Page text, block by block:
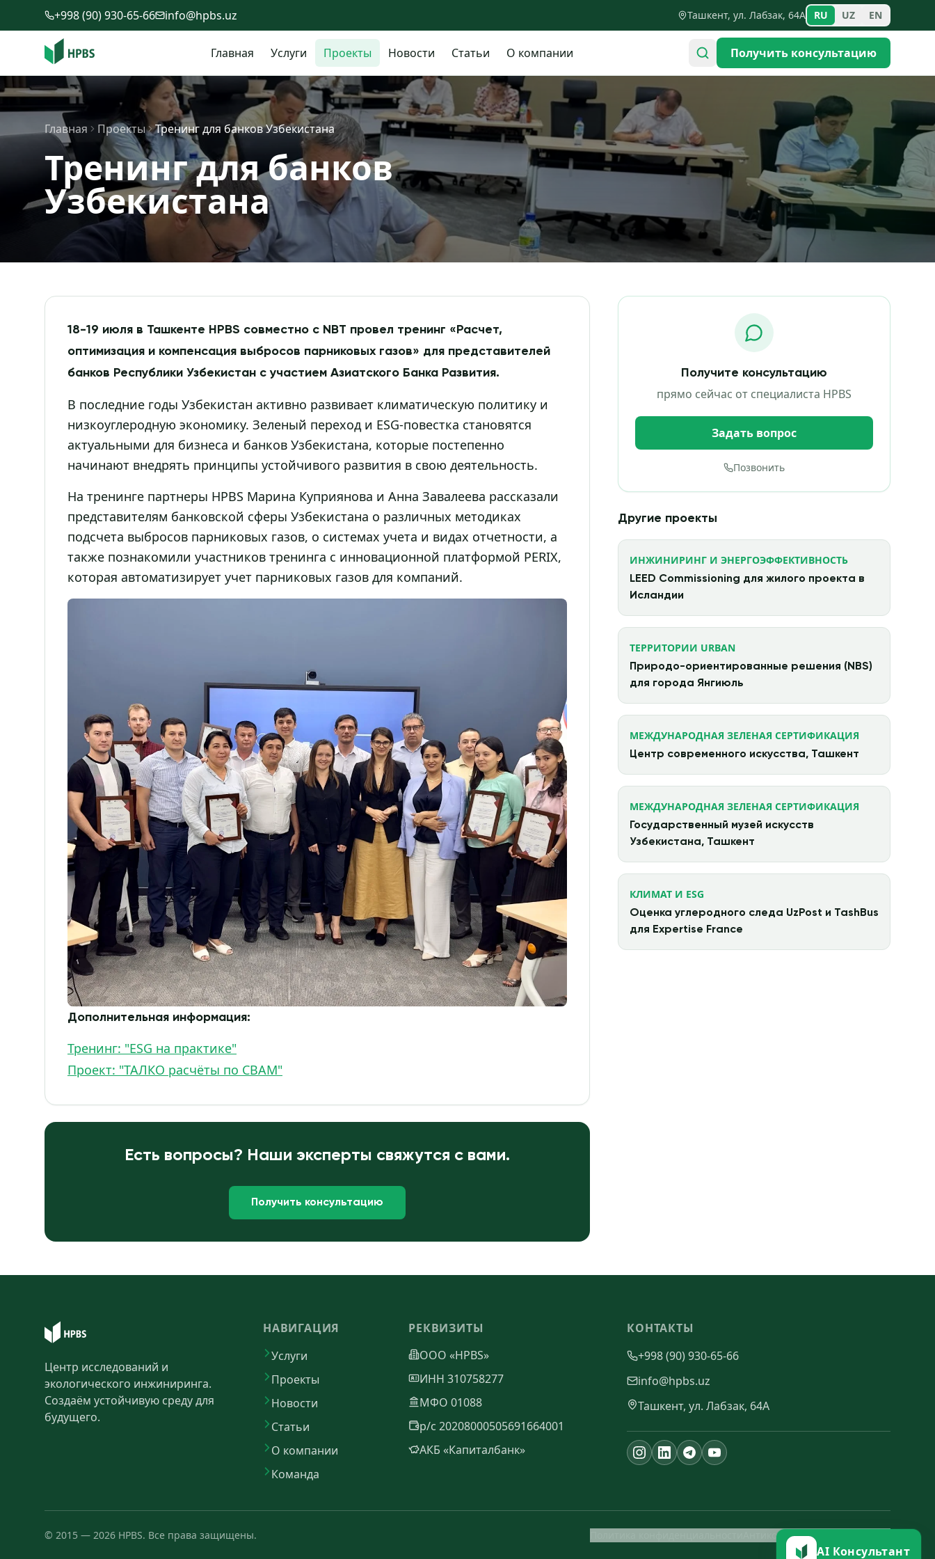
Перейти к содержимому
+998 (90) 930-65-66 info@hpbs.uz Ташкент, ул. Лабзак, 64А RU UZ EN
Главная Услуги Проекты Новости Статьи О компании Получить консультацию
Главная Проекты Тренинг для банков Узбекистана
Тренинг для банков
Узбекистана
18-19 июля в Ташкенте HPBS совместно с NBT провел тренинг «Расчет,
оптимизация и компенсация выбросов парниковых газов» для представителей
банков Республики Узбекистан с участием Азиатского Банка Развития.
В последние годы Узбекистан активно развивает климатическую политику и
низкоуглеродную экономику. Зеленый переход и ESG-повестка становятся
актуальными для бизнеса и банков Узбекистана, которые постепенно
начинают внедрять принципы устойчивого развития в свою деятельность.
На тренинге партнеры HPBS Марина Куприянова и Анна Завалеева рассказали
представителям банковской сферы Узбекистана о различных методиках
подсчета выбросов парниковых газов, о системах учета и видах отчетности, а
также познакомили участников тренинга с инновационной платформой PERIX,
которая автоматизирует учет парниковых газов для компаний.
Дополнительная информация:
Тренинг: "ESG на практике"
Проект: "ТАЛКО расчёты по CBAM"
Есть вопросы? Наши эксперты свяжутся с вами.
Получить консультацию
Получите консультацию
прямо сейчас от специалиста HPBS
Задать вопрос
Позвонить
Другие проекты
ИНЖИНИРИНГ И ЭНЕРГОЭФФЕКТИВНОСТЬ
LEED Commissioning для жилого проекта в
Исландии
ТЕРРИТОРИИ URBAN
Природо-ориентированные решения (NBS)
для города Янгиюль
МЕЖДУНАРОДНАЯ ЗЕЛЕНАЯ СЕРТИФИКАЦИЯ
Центр современного искусства, Ташкент
МЕЖДУНАРОДНАЯ ЗЕЛЕНАЯ СЕРТИФИКАЦИЯ
Государственный музей искусств
Узбекистана, Ташкент
КЛИМАТ И ESG
Оценка углеродного следа UzPost и TashBus
для Expertise France
Центр исследований и
экологического инжиниринга.
Создаём устойчивую среду для
будущего.
НАВИГАЦИЯ
Услуги
Проекты
Новости
Статьи
О компании
Команда
РЕКВИЗИТЫ
ООО «HPBS»
ИНН 310758277
МФО 01088
р/с 20208000505691664001
АКБ «Капиталбанк»
КОНТАКТЫ
+998 (90) 930-65-66
info@hpbs.uz
Ташкент, ул. Лабзак, 64А
© 2015 — 2026 HPBS. Все права защищены. Антикоррупционная политика
AI Консультант